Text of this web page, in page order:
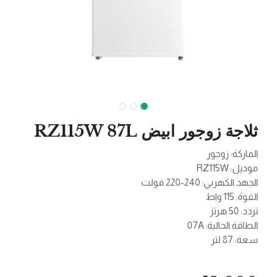
ثلاجة زوجور ابيض RZ115W 87L
الماركة: زوجور
موديل: RZ115W
الجهد الكهربي: 240-220 فولت
القوة: 115 واط
تردد: 50 هرتز
الطاقة الحالية: 07A
سعة: 87 لتر